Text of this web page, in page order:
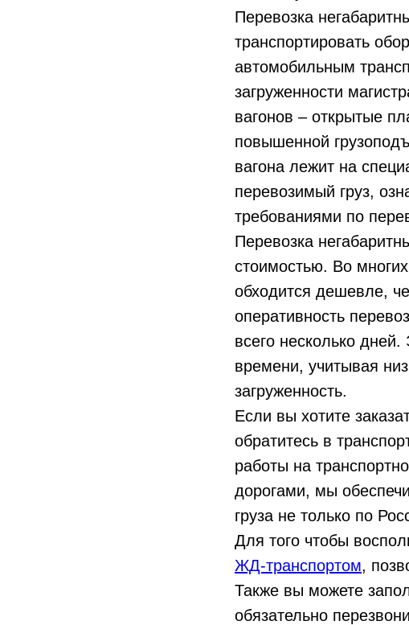
Перевозка
транспортировать
автомобильным
загруженности
вагонов – открытые
повышенной
вагона лежит на
перевозимый груз,
требованиями по
Перевозка
стоимостью. Во
обходится дешевле,
оперативность
всего несколько
времени, учитывая
загруженность.
Если вы хотите
обратитесь в
работы на
дорогами, мы
груза не только по
Для того чтобы
ЖД-транспортом,
Также вы можете
обязательно